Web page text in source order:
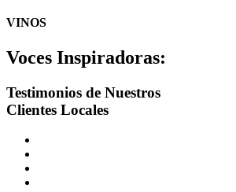
VINOS
Voces Inspiradoras:
Testimonios de Nuestros
Clientes Locales